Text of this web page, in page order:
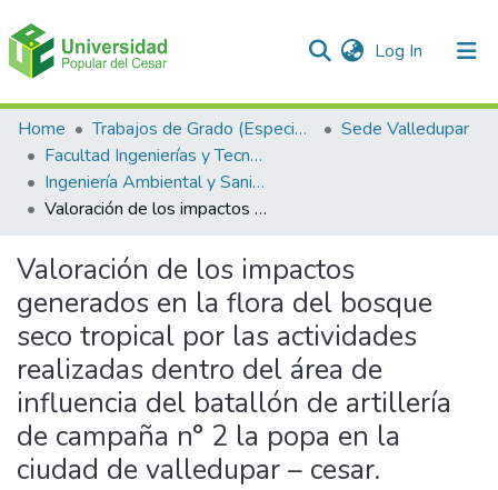
Log In (current)
Communities & Collections
All of DSpace
Statistics
Home Trabajos de Grado (Especializaciones y Pregrados)
Sede Valledupar
Facultad Ingenierías y Tecnologías
Ingeniería Ambiental y Sanitaria.
Valoración de los impactos generados en la flora del bosque seco tropical por las actividades realizadas dentro del área de influencia del batallón de artillería de campaña n° 2 la popa en la ciudad de valledupar – cesar.
Valoración de los impactos
generados en la flora del bosque
seco tropical por las actividades
realizadas dentro del área de
influencia del batallón de artillería
de campaña n° 2 la popa en la
ciudad de valledupar – cesar.